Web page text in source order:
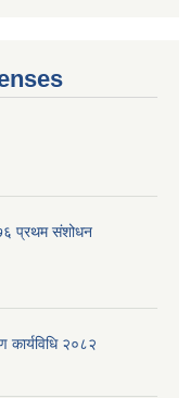
प्रथम संशोधन
कार्यविधि २०८२